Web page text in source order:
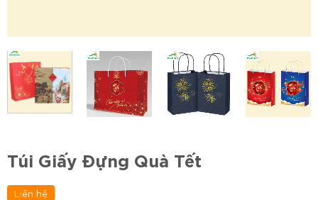
Túi Giấy Đựng Quà Tết
Liên hệ